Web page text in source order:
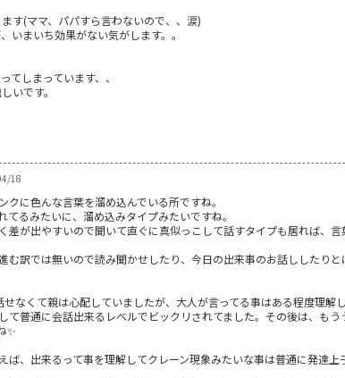
す(ママ、パパすら言わないので、、涙)
いまいち効果がない気がします。。
てしまっています、、
いです。
18
に色んな言葉を溜め込んでいる所ですね。
るみたいに、溜め込みタイプみたいですね。
差が出やすいので聞いて直ぐに真似っこして話すタイプも居れば、
む訳では無いので読み聞かせしたり、今日の出来事のお話ししたり
なくて親は心配していましたが、大人が言ってる事はある程度理解
て普通に会話出来るレベルでビックリされてました。その後は、もう
✨
ば、出来るって事を理解してクレーン現象みたいな事は普通に発達